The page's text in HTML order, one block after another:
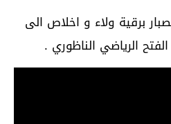
برقية ولاء و اخلاص الى
الرياضي الناظوري .